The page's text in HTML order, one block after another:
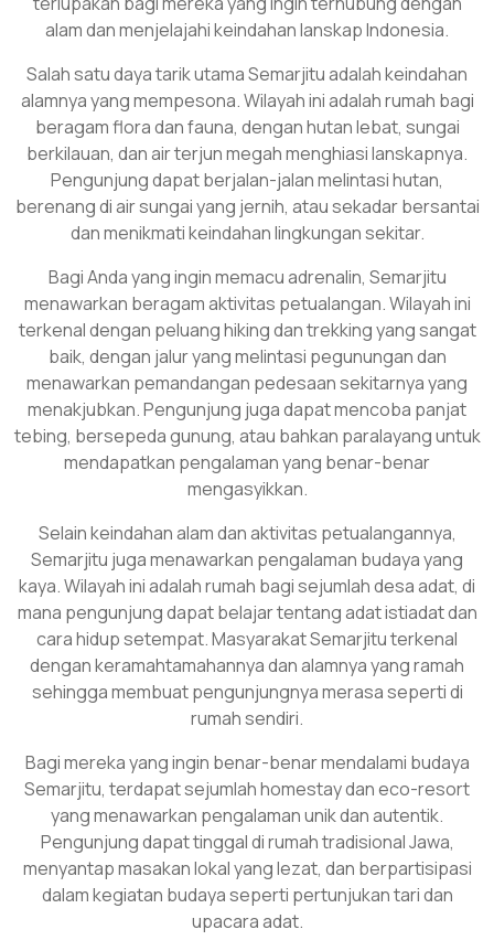
alam dan menjelajahi keindahan lanskap Indonesia.
Salah satu daya tarik utama Semarjitu adalah keindahan
alamnya yang mempesona. Wilayah ini adalah rumah bagi
beragam flora dan fauna, dengan hutan lebat, sungai
berkilauan, dan air terjun megah menghiasi lanskapnya.
Pengunjung dapat berjalan-jalan melintasi hutan,
berenang di air sungai yang jernih, atau sekadar bersantai
dan menikmati keindahan lingkungan sekitar.
Bagi Anda yang ingin memacu adrenalin, Semarjitu
menawarkan beragam aktivitas petualangan. Wilayah ini
terkenal dengan peluang hiking dan trekking yang sangat
baik, dengan jalur yang melintasi pegunungan dan
menawarkan pemandangan pedesaan sekitarnya yang
menakjubkan. Pengunjung juga dapat mencoba panjat
tebing, bersepeda gunung, atau bahkan paralayang untuk
mendapatkan pengalaman yang benar-benar
mengasyikkan.
Selain keindahan alam dan aktivitas petualangannya,
Semarjitu juga menawarkan pengalaman budaya yang
kaya. Wilayah ini adalah rumah bagi sejumlah desa adat, di
mana pengunjung dapat belajar tentang adat istiadat dan
cara hidup setempat. Masyarakat Semarjitu terkenal
dengan keramahtamahannya dan alamnya yang ramah
sehingga membuat pengunjungnya merasa seperti di
rumah sendiri.
Bagi mereka yang ingin benar-benar mendalami budaya
Semarjitu, terdapat sejumlah homestay dan eco-resort
yang menawarkan pengalaman unik dan autentik.
Pengunjung dapat tinggal di rumah tradisional Jawa,
menyantap masakan lokal yang lezat, dan berpartisipasi
dalam kegiatan budaya seperti pertunjukan tari dan
upacara adat.